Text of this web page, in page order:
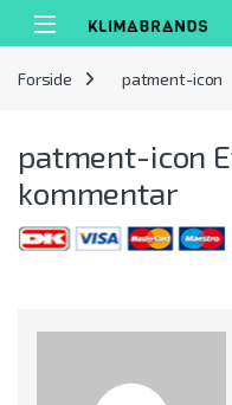
Spring til navigation
Gå til indhold
Forside patment-icon
patment-icon
kommentar